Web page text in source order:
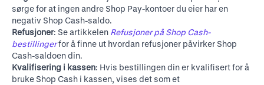
sørge for at ingen andre Shop Pay-kontoer du eier har en
negativ Shop Cash-saldo.
Refusjoner: Se artikkelen Refusjoner på Shop Cash-
bestillingerfor å finne ut hvordan refusjoner påvirker Shop
Cash-saldoen din.
Kvalifisering i kassen: Hvis bestillingen din er kvalifisert for å
bruke Shop Cash i kassen, vises det som et